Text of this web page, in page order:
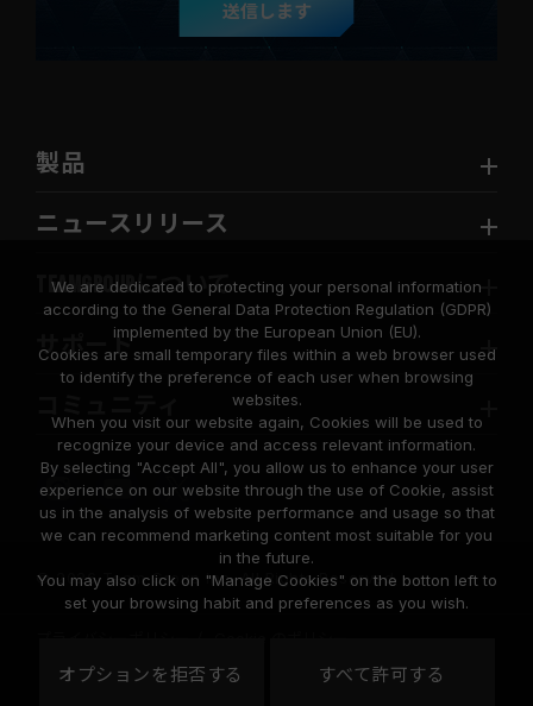
送信します
製品
ニュースリリース
TEAMGROUPについて
サポート
© 2026 Team Group Inc. All Rights Reserved.
地域
United
We are dedicated to protecting your personal information
according to the General Data Protection Regulation (GDPR)
implemented by the European Union (EU).
Cookies are small temporary files within a web browser used
to identify the preference of each user when browsing
websites.
When you visit our website again, Cookies will be used to
recognize your device and access relevant information.
By selecting "Accept All", you allow us to enhance your user
experience on our website through the use of Cookie, assist
us in the analysis of website performance and usage so that
we can recommend marketing content most suitable for you
in the future.
You may also click on "Manage Cookies" on the botton left to
set your browsing habit and preferences as you wish.
オプションを拒否する すべて許可する